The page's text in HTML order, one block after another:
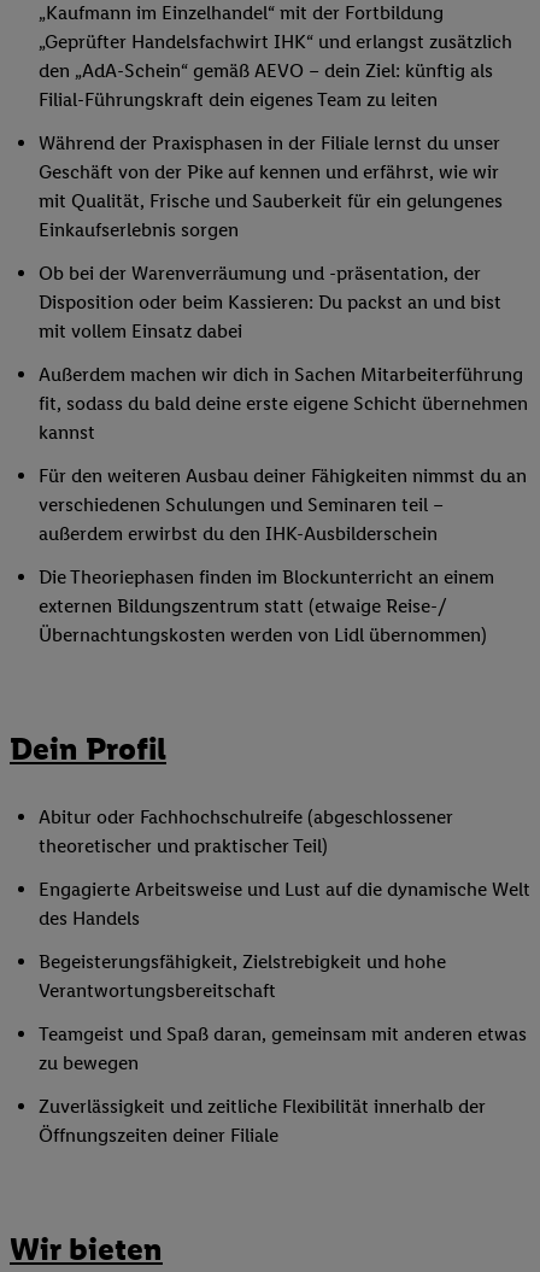
„Kaufmann im Einzelhandel“ mit der Fortbildung
„Geprüfter Handelsfachwirt IHK“ und erlangst zusätzlich
den „AdA-Schein“ gemäß AEVO – dein Ziel: künftig als
Filial-Führungskraft dein eigenes Team zu leiten
Während der Praxisphasen in der Filiale lernst du unser
Geschäft von der Pike auf kennen und erfährst, wie wir
mit Qualität, Frische und Sauberkeit für ein gelungenes
Einkaufserlebnis sorgen
Ob bei der Warenverräumung und -präsentation, der
Disposition oder beim Kassieren: Du packst an und bist
mit vollem Einsatz dabei
Außerdem machen wir dich in Sachen Mitarbeiterführung
fit, sodass du bald deine erste eigene Schicht übernehmen
kannst
Für den weiteren Ausbau deiner Fähigkeiten nimmst du an
verschiedenen Schulungen und Seminaren teil –
außerdem erwirbst du den IHK-Ausbilderschein
Die Theoriephasen finden im Blockunterricht an einem
externen Bildungszentrum statt (etwaige Reise-/
Übernachtungskosten werden von Lidl übernommen)
Dein Profil
Abitur oder Fachhochschulreife (abgeschlossener
theoretischer und praktischer Teil)
Engagierte Arbeitsweise und Lust auf die dynamische Welt
des Handels
Begeisterungsfähigkeit, Zielstrebigkeit und hohe
Verantwortungsbereitschaft
Teamgeist und Spaß daran, gemeinsam mit anderen etwas
zu bewegen
Zuverlässigkeit und zeitliche Flexibilität innerhalb der
Öffnungszeiten deiner Filiale
Wir bieten